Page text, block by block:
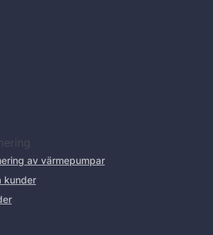
av värmepumpar
kunder